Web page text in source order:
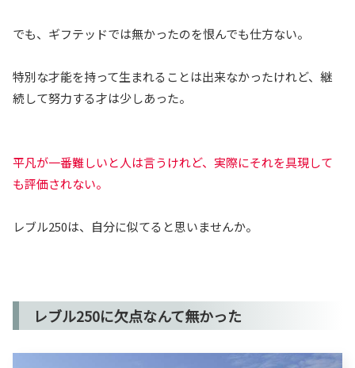
でも、ギフテッドでは無かったのを恨んでも仕方ない。
特別な才能を持って生まれることは出来なかったけれど、継
続して努力する才は少しあった。
平凡が一番難しいと人は言うけれど、実際にそれを具現して
も評価されない。
レブル250は、自分に似てると思いませんか。
レブル250に欠点なんて無かった